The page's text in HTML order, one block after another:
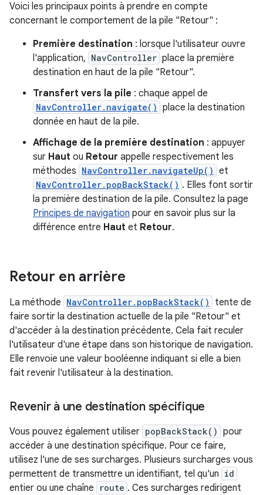
Voici les principaux points à prendre en compte
concernant le comportement de la pile "Retour" :
Première destination : lorsque l'utilisateur ouvre
l'application, NavController place la première
destination en haut de la pile "Retour".
Transfert vers la pile : chaque appel de
NavController.navigate() place la destination
donnée en haut de la pile.
Affichage de la première destination : appuyer
sur Haut ou Retour appelle respectivement les
méthodes NavController.navigateUp() et
NavController.popBackStack() . Elles font sortir
la première destination de la pile. Consultez la page
Principes de navigation pour en savoir plus sur la
différence entre Haut et Retour.
Retour en arrière
La méthode NavController.popBackStack()
tente de
faire sortir la destination actuelle de la pile "Retour" et
d'accéder à la destination précédente. Cela fait reculer
l'utilisateur d'une étape dans son historique de navigation.
Elle renvoie une valeur booléenne indiquant si elle a bien
fait revenir l'utilisateur à la destination.
Revenir à une destination spécifique
Vous pouvez également utiliser popBackStack() pour
accéder à une destination spécifique. Pour ce faire,
utilisez l'une de ses surcharges. Plusieurs surcharges vous
permettent de transmettre un identifiant, tel qu'un id
entier ou une chaîne route . Ces surcharges redirigent